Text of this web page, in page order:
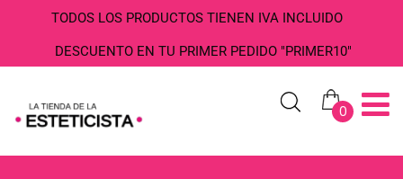
TODOS LOS PRODUCTOS TIENEN IVA INCLUIDO
DESCUENTO EN TU PRIMER PEDIDO "PRIMER10"
0